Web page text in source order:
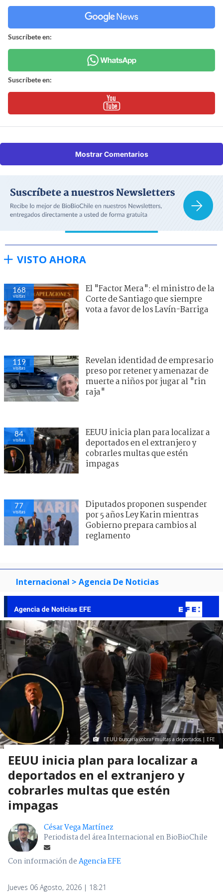
Suscríbete en:
Suscríbete en:
Mostrar Comentarios
VISTO AHORA
168
visitas
El "Factor Mera": el ministro de la
Corte de Santiago que siempre
vota a favor de los Lavín-Barriga
119
visitas
Revelan identidad de empresario
preso por retener y amenazar de
muerte a niños por jugar al "rin
raja"
84
visitas
EEUU inicia plan para localizar a
deportados en el extranjero y
cobrarles multas que estén
impagas
77
visitas
Diputados proponen suspender
por 5 años Ley Karin mientras
Gobierno prepara cambios al
reglamento
Internacional > Agencia De Noticias
EEUU buscaría cobrar multas a deportados | EFE
EEUU inicia plan para localizar a
deportados en el extranjero y
cobrarles multas que estén
impagas
César Vega Martínez
Periodista del área Internacional en BioBioChile
Con información deAgencia EFE
Jueves 06 Agosto, 2026 | 18:21